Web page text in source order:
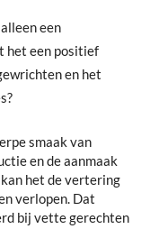
een
het een positief
en het
smaak van
en de aanmaak
het de vertering
verlopen. Dat
bij vette gerechten